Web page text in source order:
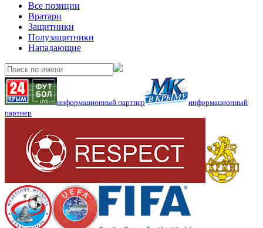
Все позиции
Вратари
Защитники
Полузащитники
Нападающие
информационный партнер
информационный
партнер